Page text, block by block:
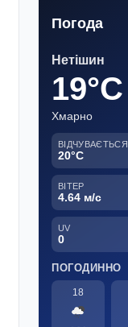
Погода
Нетішин
19°C
Хмарно
ВІДЧУВАЄТЬСЯ
20°C
ВІТЕР
4.64 м/с
UV
0
ПОГОДИННО
18